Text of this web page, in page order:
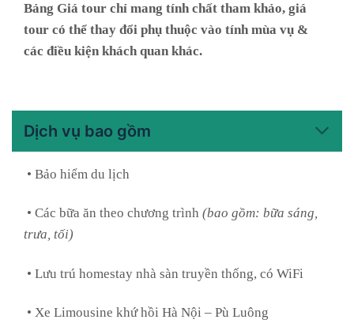
Bảng Giá tour chỉ mang tính chất tham khảo, giá
tour có thể thay đổi phụ thuộc vào tính mùa vụ &
các điều kiện khách quan khác.
Dịch vụ bao gồm
• Bảo hiểm du lịch
• Các bữa ăn theo chương trình (bao gồm: bữa sáng,
trưa, tối)
• Lưu trú homestay nhà sàn truyền thống, có WiFi
• Xe Limousine khứ hồi Hà Nội – Pù Luông